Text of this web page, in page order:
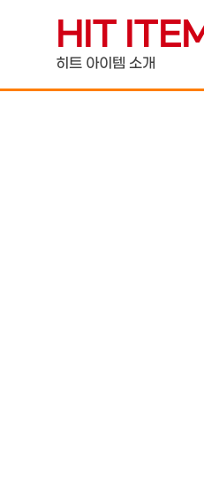
contentHIT
히트 아이템 소개